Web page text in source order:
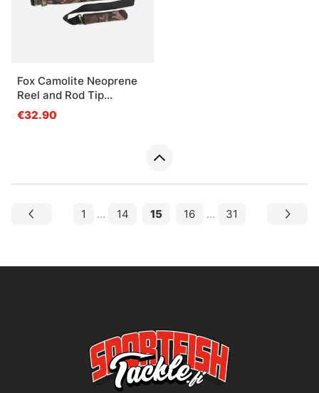
Fox Camolite Neoprene
Reel and Rod Tip
protector
€32.90
1 ... 14 15 16 ... 31